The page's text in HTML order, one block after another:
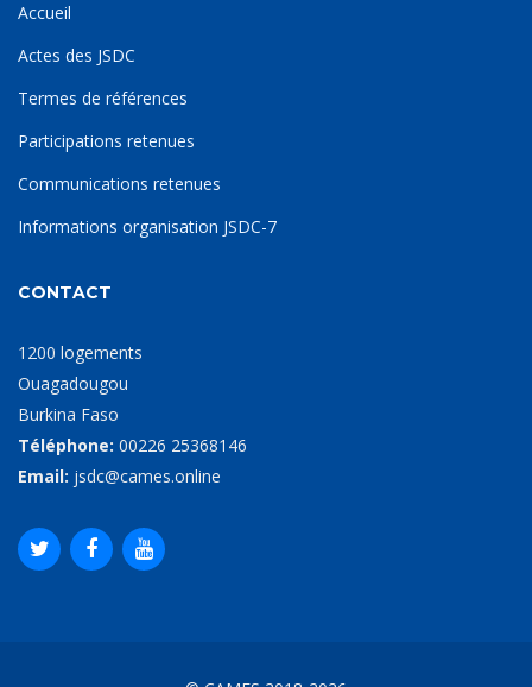
Accueil
Actes des JSDC
Termes de références
Participations retenues
Communications retenues
Informations organisation JSDC-7
CONTACT
1200 logements
Ouagadougou
Burkina Faso
Téléphone: 00226 25368146
Email: jsdc@cames.online